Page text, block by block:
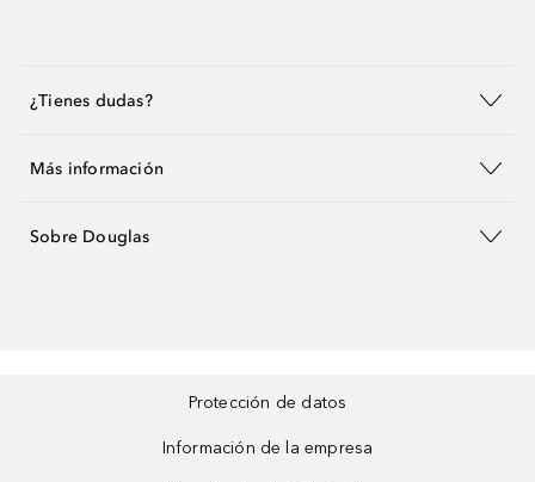
¿Tienes dudas?
Más información
Sobre Douglas
Protección de datos
Información de la empresa